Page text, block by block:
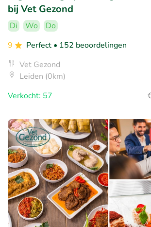
bij Vet Gezond
Di Wo
Do
9
Perfect • 152 beoordelingen
Vet Gezond
Leiden (0km)
Verkocht: 57